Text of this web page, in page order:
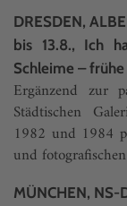
DRESDEN,
bis 13.8., Ich
Schleime – frühe
Ergänzend zur
Städtischen
1982 und 1984
und
MÜNCHEN, NS-